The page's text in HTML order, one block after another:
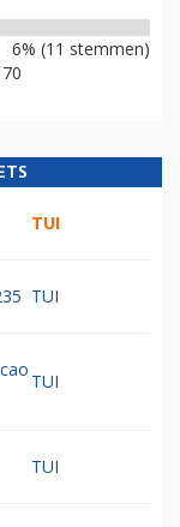
6% (11 stemmen)
TUI
TUI
TUI
TUI